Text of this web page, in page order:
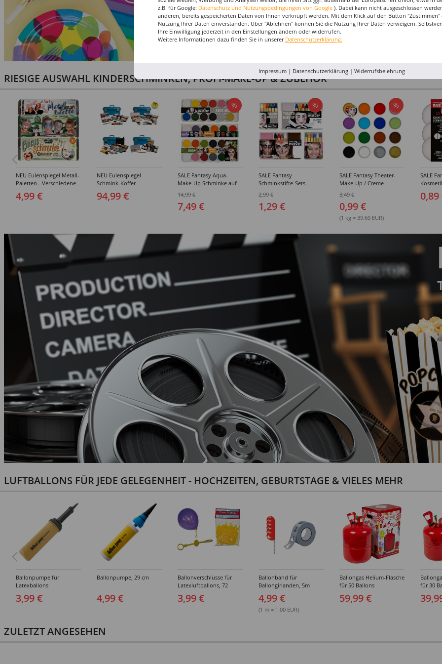
RIESIGE AUSWAHL KINDERSCHMINKEN, PROFI-MAKE-UP & ZUBEHÖR
NEU Eulenspiegel Metall-
Paletten - Verschiedene
4,99 €
NEU Eulenspiegel
Schmink-Koffer -
Ausführungen
94,99 €
%
SALE Fantasy Aqua-
Make-Up Schminke auf
Paletten - Verschiedene
Ausführungen
14,99 €
7,49 €
%
SALE Fantasy
Schminkstifte-Sets -
Ausführungen
2,99 €
1,29 €
%
SALE Fantasy Theater-
Make-Up / Creme-
25g - Verschiedene
Karnevalsfarben
3,49 €
0,99 €
(1 kg = 39.60 EUR)
SALE
0,89
LUFTBALLONS FÜR JEDE GELEGENHEIT - HOCHZEITEN, GEBURTSTAGE & VIELES MEHR
Ballonpumpe für
Latexballons
3,99 €
Ballonpumpe, 29 cm
4,99 €
Ballonverschlüsse für
Latexluftballons, 72
Stück
3,99 €
Ballonband für
Ballongirlanden, 5m
Deko-Band aus PVC
4,99 €
(1 m = 1.00 EUR)
Ballongas Helium-Flasche
für 50 Ballons
59,99 €
für 30
ZULETZT ANGESEHEN
z.B. für Google: Datenschutz und Nutzungsbedingungen von Google ). Dabei kann nicht ausgeschlossen
anderen, bereits gespeicherten Daten von Ihnen verknüpft werden. Mit dem Klick auf den Button "Zustimmen"
Nutzung Ihrer Daten einverstanden. Über "Ablehnen" können Sie die Nutzung Ihrer Daten verweigern.
Ihre Einwilligung jederzeit in den Einstellungen ändern oder widerrufen.
Weitere Informationen dazu finden Sie in unserer Datenschutzerklärung.
Impressum| Datenschutzerklärung| Widerrufsbelehrung